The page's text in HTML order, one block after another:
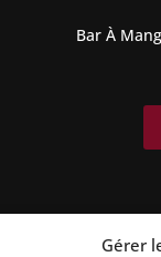
Gérer
Bar À